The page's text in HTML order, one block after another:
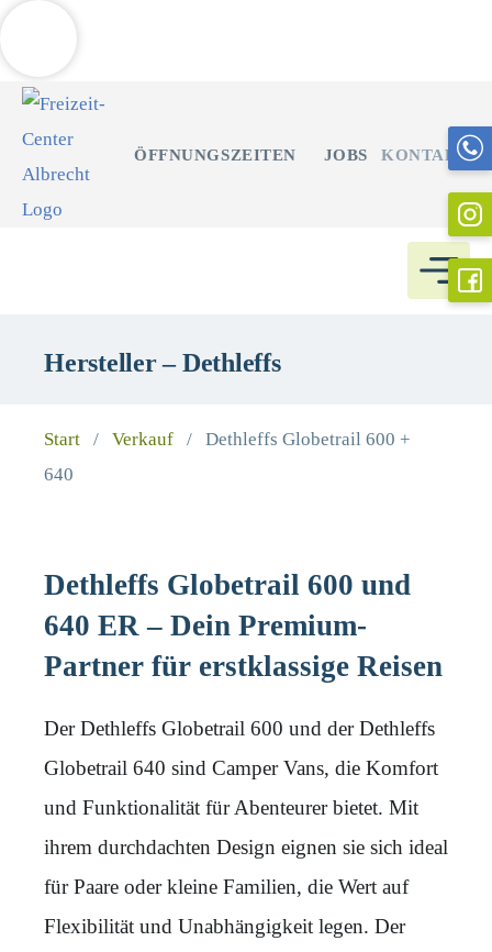
Zum
Inhalt
springen
ÖFFNUNGSZEITEN JOBS KONTAKT
Hersteller – Dethleffs
Start / Verkauf / Dethleffs Globetrail 600 +
640
Dethleffs Globetrail 600 und
640 ER – Dein Premium-
Partner für erstklassige Reisen
Der Dethleffs Globetrail 600 und der Dethleffs
Globetrail 640 sind Camper Vans, die Komfort
und Funktionalität für Abenteurer bietet. Mit
ihrem durchdachten Design eignen sie sich ideal
für Paare oder kleine Familien, die Wert auf
Flexibilität und Unabhängigkeit legen. Der